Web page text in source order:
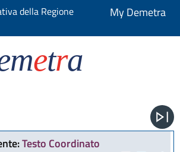
della Regione
My Demetra
etra
Testo Coordinato